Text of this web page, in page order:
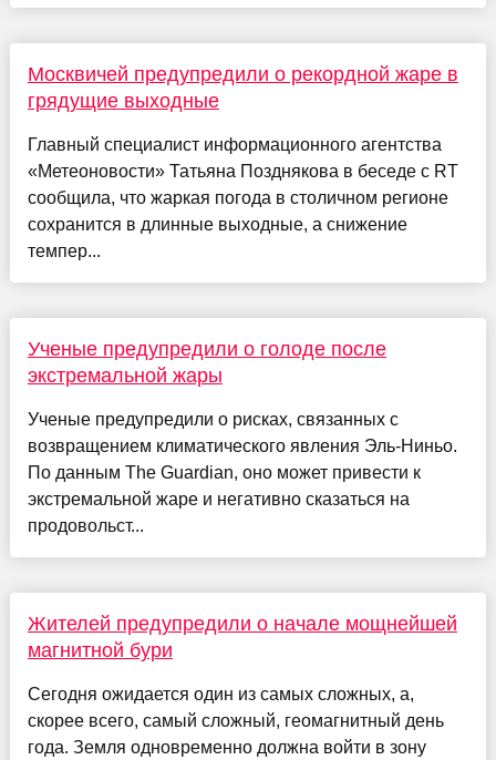
Москвичей предупредили о рекордной жаре в
грядущие выходные
Главный специалист информационного агентства
«Метеоновости» Татьяна Позднякова в беседе с RT
сообщила, что жаркая погода в столичном регионе
сохранится в длинные выходные, а снижение
темпер...
Ученые предупредили о голоде после
экстремальной жары
Ученые предупредили о рисках, связанных с
возвращением климатического явления Эль-Ниньо.
По данным The Guardian, оно может привести к
экстремальной жаре и негативно сказаться на
продовольст...
Жителей предупредили о начале мощнейшей
магнитной бури
Сегодня ожидается один из самых сложных, а,
скорее всего, самый сложный, геомагнитный день
года. Земля одновременно должна войти в зону